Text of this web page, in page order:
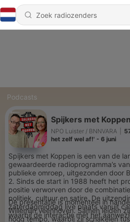
Podcasts
Spijkers met Koppen
NPO Luister / BNNVARA
het zelf wel af!' - 6 juni
Spijkers met Koppen is een van de
gewaardeerde radioprogramma’s
publieke omroep, uitgezonden door
2. Sinds de start in 1988 heeft het
positie verworven door de
politiek, cultuur en satire. De
zaterdagmiddag live plaats vanuit
waarbij de interactie met het
De presentatie is momenteel in
Willemijn Veenhoven. Samen leiden
hoog tempo, waarbij zij schakelen